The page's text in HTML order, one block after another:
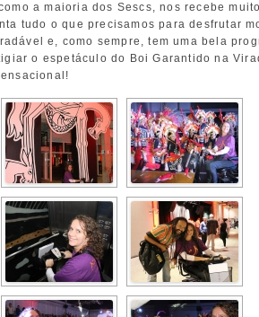
a maioria dos Sescs, nos recebe
tudo o que precisamos para desfrutar
e, como sempre, tem uma bela
o espetáculo do Boi Garantido na